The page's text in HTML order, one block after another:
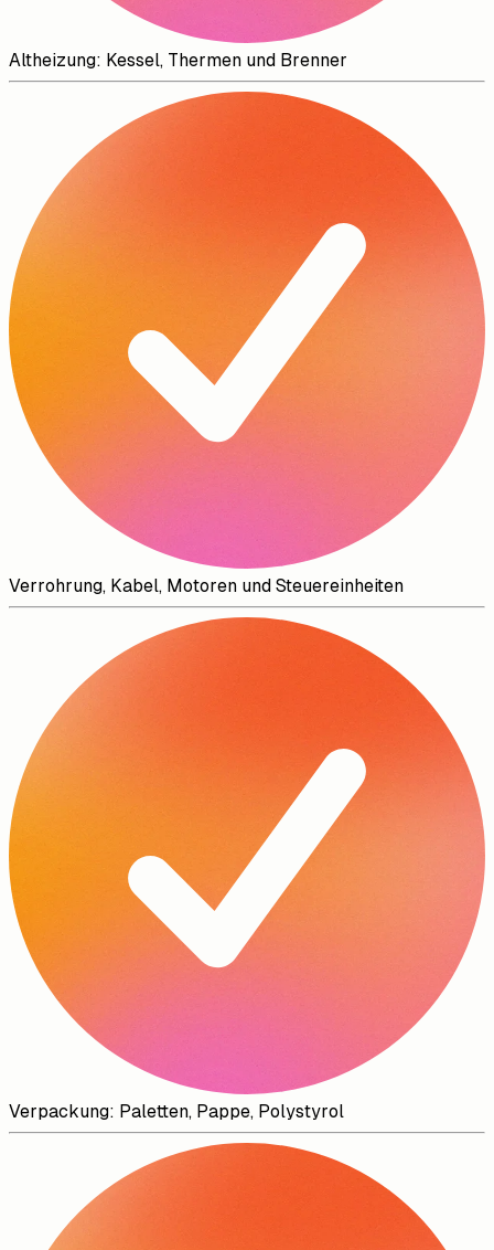
Altheizung: Kessel, Thermen und Brenner
Verrohrung, Kabel, Motoren und Steuereinheiten
Verpackung: Paletten, Pappe, Polystyrol